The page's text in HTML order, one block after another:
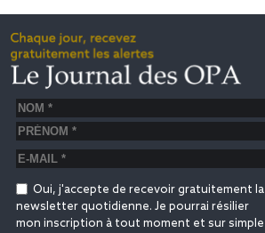
Oui, j'accepte de recevoir gratuitement la
newsletter quotidienne. Je pourrai résilier
mon inscription à tout moment et sur simple